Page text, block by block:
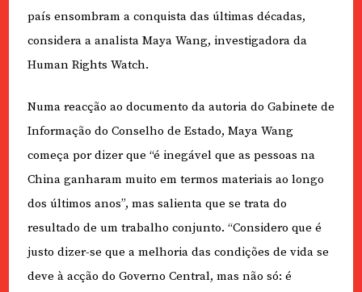
país ensombram a conquista das últimas décadas,
considera a analista Maya Wang, investigadora da
Human Rights Watch.
Numa reacção ao documento da autoria do Gabinete de
Informação do Conselho de Estado, Maya Wang
começa por dizer que “é inegável que as pessoas na
China ganharam muito em termos materiais ao longo
dos últimos anos”, mas salienta que se trata do
resultado de um trabalho conjunto. “Considero que é
justo dizer-se que a melhoria das condições de vida se
deve à acção do Governo Central, mas não só: é